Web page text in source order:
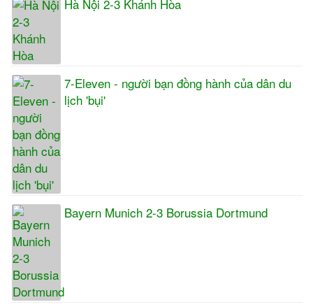
Hà Nội 2-3 Khánh Hòa
7-Eleven - người bạn đồng hành của dân du
lịch 'bụi'
Bayern Munich 2-3 Borussia Dortmund